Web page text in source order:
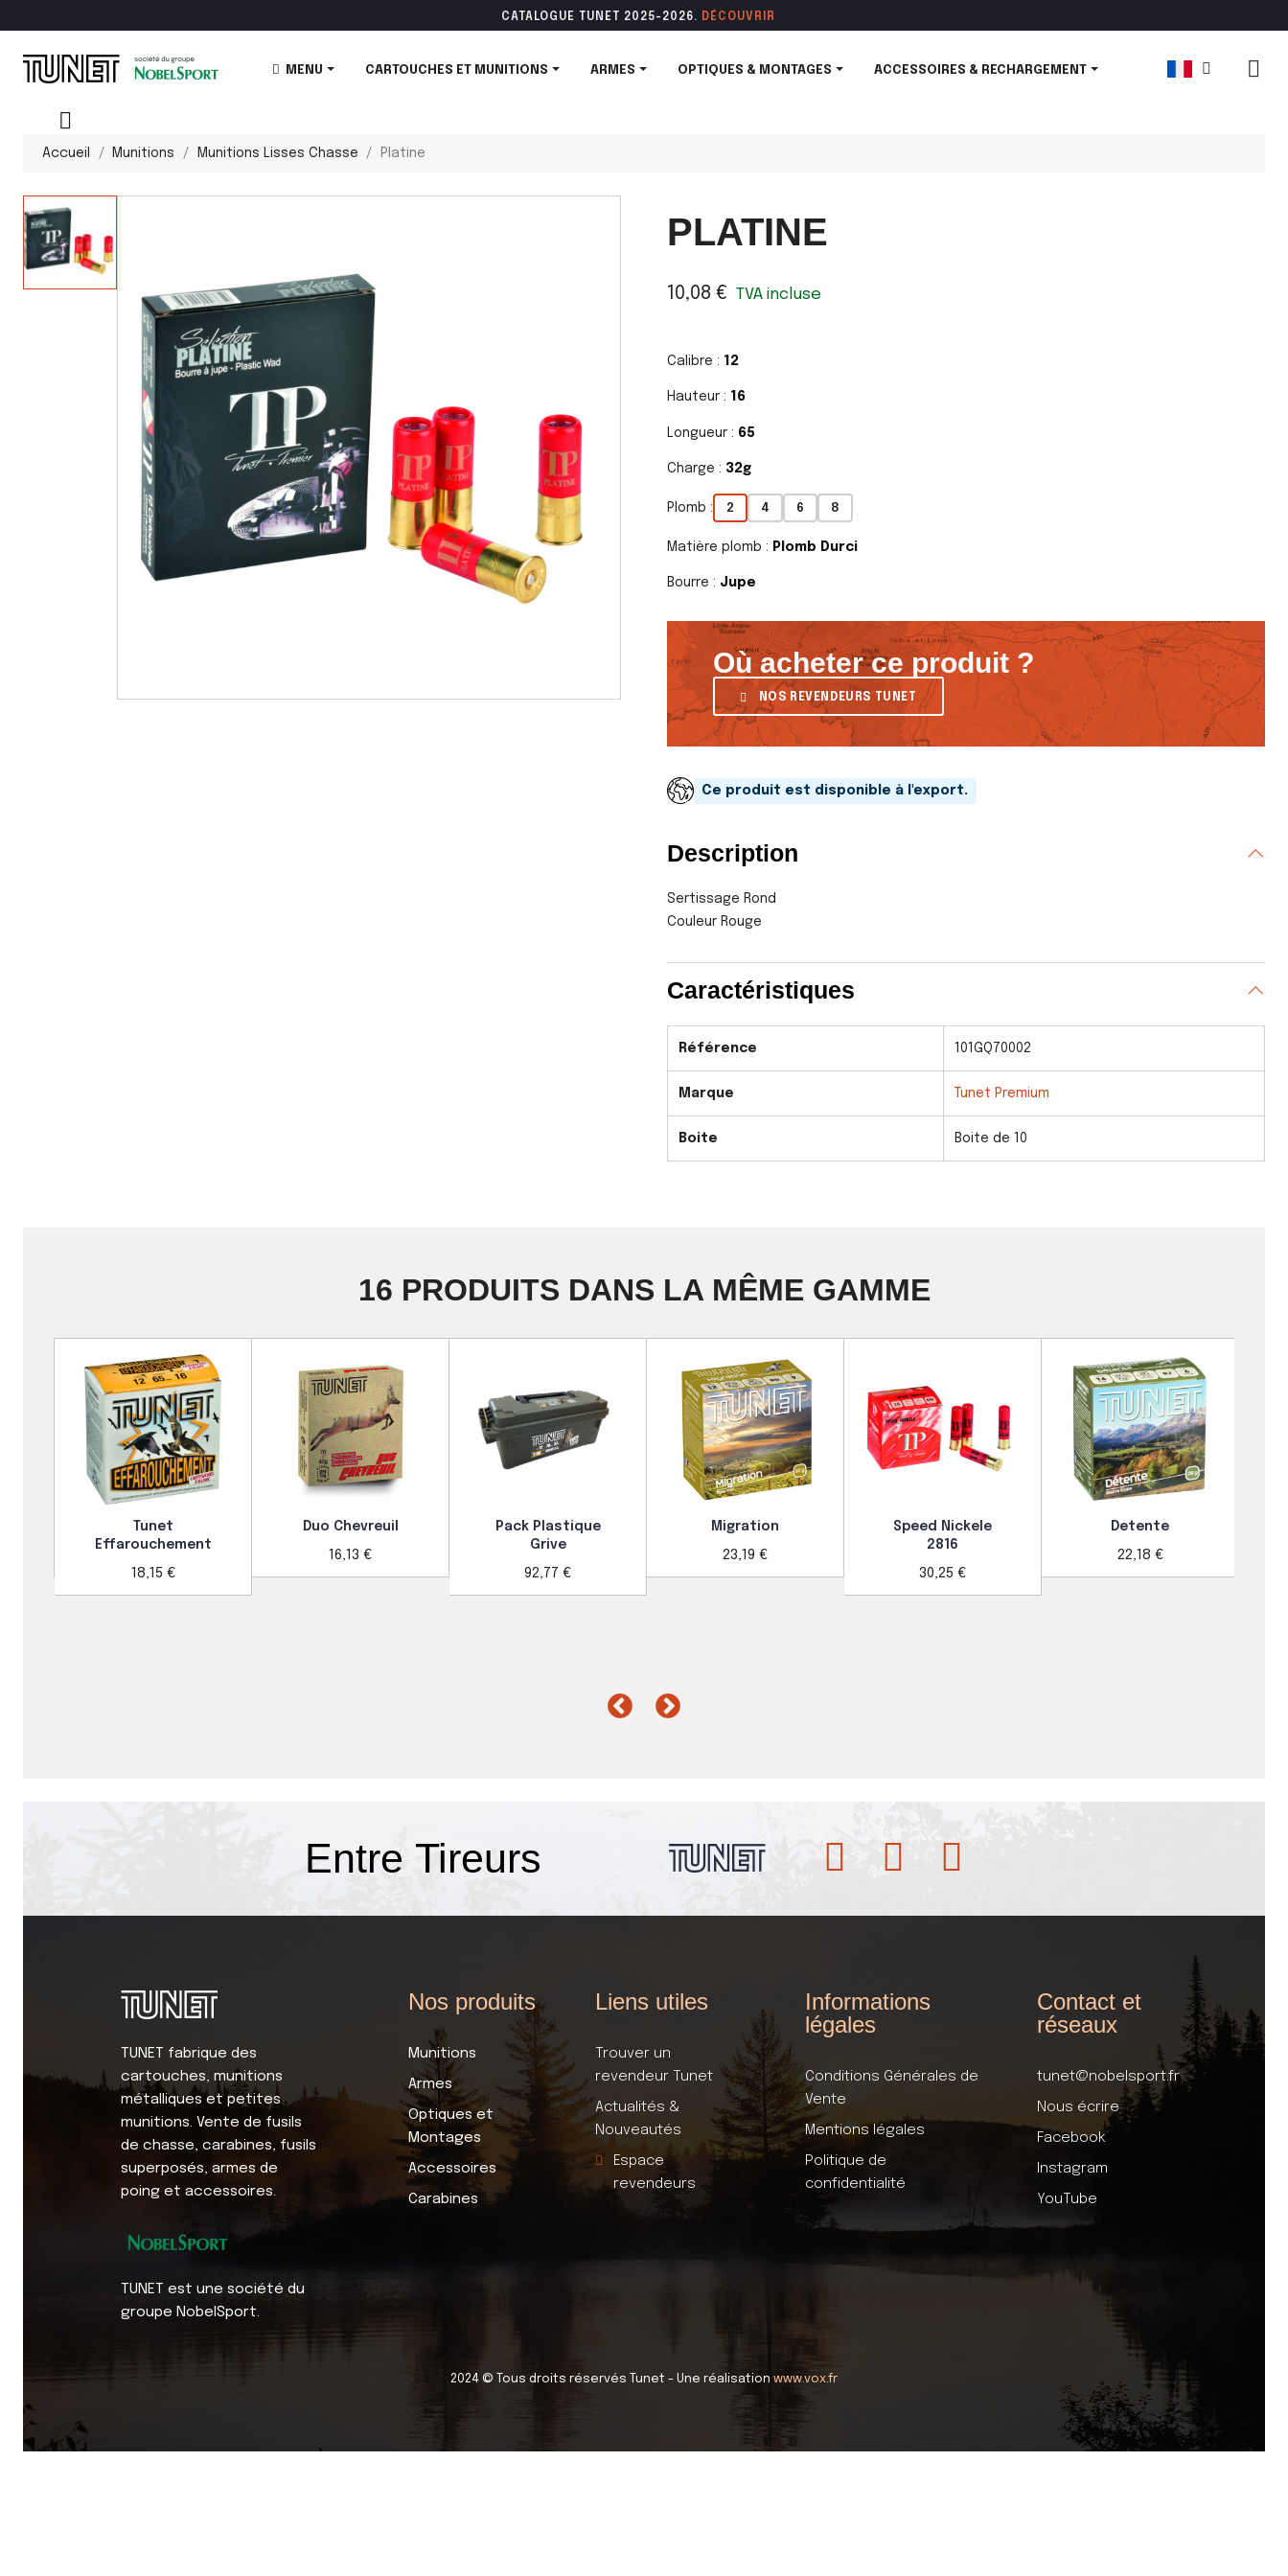
CATALOGUE TUNET 2025-2026. DÉCOUVR IR
MENU CARTOUCHES ET MUNITIONS ARMES OPTIQUES & MONTAGES ACCESSOIRES & RECHARGEMENT
Accueil Munitions Munitions Lisses Chasse Platine
PLATINE
10,08 € TVA incluse
Calibre : 12
Hauteur : 16
Longueur : 65
Charge : 32g
Plomb : 2 4 6 8
Matière plomb : Plomb Durci
Bourre : Jupe
Où acheter ce produit ?
NOS REVENDEURS TUNET
Ce produit est disponible à l'export.
Description
Sertissage Rond
Couleur Rouge
Caractéristiques
Référence 101GQ70002
Marque Tunet Premium
Boite Boite de 10
16 PRODUITS DANS LA MÊME GAMME
Tunet
Effarouchement
18,15 €
Duo Chevreuil
16,13 €
Pack Plastique
Grive
92,77 €
Migration
23,19 €
Speed Nickele
2816
30,25 €
Detente
22,18 €
Entre Tireurs
Passionnés
TUNET fabrique des
cartouches, munitions
métalliques et petites
munitions. Vente de fusils
de chasse, carabines, fusils
superposés, armes de
poing et accessoires.
TUNET est une société du
groupe NobelSport.
Nos produits
Munitions
Armes
Optiques et
Montages
Accessoires
Carabines
Liens utiles
Trouver un
revendeur Tunet
Actualités &
Nouveautés
Espace
revendeurs
Informations
légales
Conditions Générales de
Vente
Mentions légales
Politique de
confidentialité
Contact et
réseaux
tunet@nobelsport.fr
Nous écrire
Facebook
Instagram
YouTube
2024 © Tous droits réservés Tunet - Une réalisation www.vox.fr